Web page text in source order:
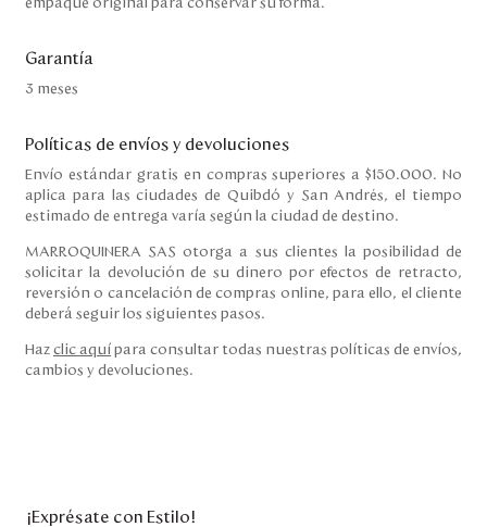
empaque original para conservar su forma.
Garantía
3 meses
Políticas de envíos y devoluciones
Envío estándar gratis en compras superiores a $150.000. No
aplica para las ciudades de Quibdó y San Andrés, el tiempo
estimado de entrega varía según la ciudad de destino.
MARROQUINERA SAS otorga a sus clientes la posibilidad de
solicitar la devolución de su dinero por efectos de retracto,
reversión o cancelación de compras online, para ello, el cliente
deberá seguir los siguientes pasos.
Haz clic aquí para consultar todas nuestras políticas de envíos,
cambios y devoluciones.
¡Exprésate con Estilo!